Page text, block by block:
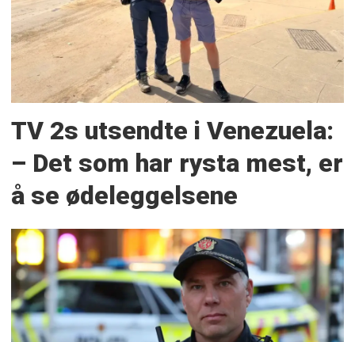
TV 2s utsendte i Venezuela:
– Det som har rysta mest, er
å se ødeleggelsene